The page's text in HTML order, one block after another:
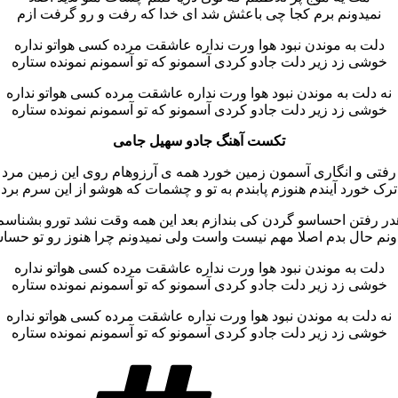
نمیدونم برم کجا چی باعثش شد ای خدا که رفت و رو گرفت ازم
دلت به موندن نبود هوا ورت نداره عاشقت مرده کسی هواتو نداره
خوشی زد زیر دلت جادو کردی آسمونو که تو آسمونم نمونده ستاره
نه دلت به موندن نبود هوا ورت نداره عاشقت مرده کسی هواتو نداره
خوشی زد زیر دلت جادو کردی آسمونو که تو آسمونم نمونده ستاره
تکست آهنگ جادو سهیل جامی
رفتی و انگاری آسمون زمین خورد همه ی آرزوهام روی این زمین مرد
ترک خورد آیندم هنوزم پابندم به تو و چشمات که هوشو از این سرم برد
رفتن احساسو گردن کی بندازم بعد این همه وقت نشد تورو
حال بدم اصلا مهم نیست واست ولی نمیدونم چرا هنوز رو تو
دلت به موندن نبود هوا ورت نداره عاشقت مرده کسی هواتو نداره
خوشی زد زیر دلت جادو کردی آسمونو که تو آسمونم نمونده ستاره
نه دلت به موندن نبود هوا ورت نداره عاشقت مرده کسی هواتو نداره
خوشی زد زیر دلت جادو کردی آسمونو که تو آسمونم نمونده ستاره